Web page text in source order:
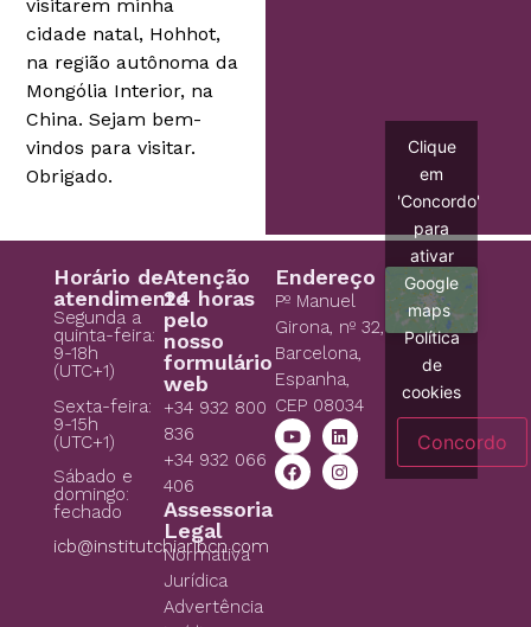
visitarem minha
cidade natal, Hohhot,
na região autônoma da
Mongólia Interior, na
China. Sejam bem-
vindos para visitar.
Obrigado.
Horário de
atendimento
Segunda a
quinta-feira:
9-18h
(UTC+1)
Sexta-feira:
9-15h
(UTC+1)
Sábado e
domingo:
fechado
icb@institutchiaribcn.com
Atenção
24 horas
pelo
nosso
formulário
web
+34 932 800
836
+34 932 066
406
Assessoria
Legal
Normativa
Jurídica
Advertência
Endereço
Pº Manuel
Girona, nº 32,
Barcelona,
Espanha,
CEP 08034
Clique
em
'Concordo'
para
ativar
Google
maps
Política
de
cookies
Concordo